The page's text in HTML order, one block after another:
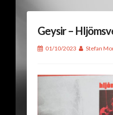
Geysir –
01/10/2023 Stefan